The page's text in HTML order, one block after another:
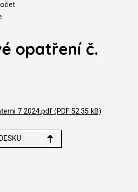
opatření č.
7 2024.pdf (PDF 52.35 kB)